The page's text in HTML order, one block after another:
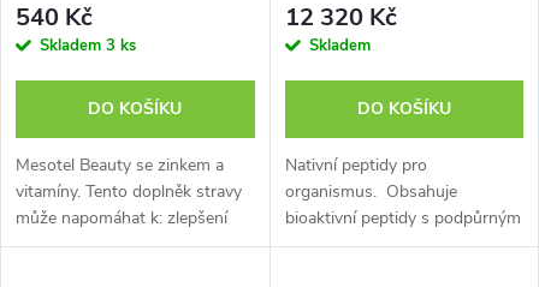
540 Kč
Skladem 3 ks
DO KOŠÍKU
Mesotel Beauty se zinkem a
vitamíny. Tento doplněk stravy
může napomáhat k: zlepšení
krevního oběhu mozku zlepšení
12 320 Kč
Skladem
DO KOŠÍKU
Nativní peptidy pro
organismus. Obsahuje
bioaktivní peptidy s podpůrným
účinkem na organismus.